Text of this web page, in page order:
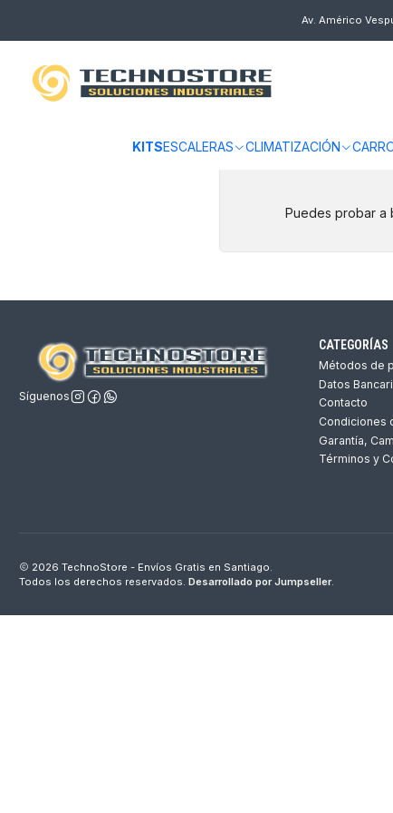
KITSESCALERAS CLIMATIZACIÓN
Av. Américo
QUÍMICOS
Puedes probar a
Síguenos
CATEGORÍAS
Métodos de
Datos
Contacto
Condiciones
Garantía,
Términos y
2026 TechnoStore - Envíos Gratis en Santiago.
Todos los derechos reservados. Desarrollado por Jumpseller.